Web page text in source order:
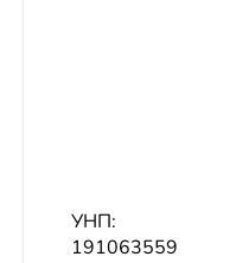
УНП:
191063559